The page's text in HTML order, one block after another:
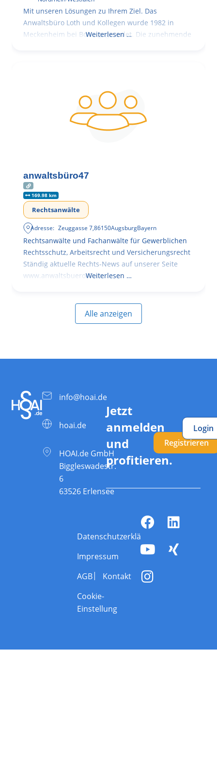
Mit unseren Lösungen zu Ihrem Ziel. Das
Anwaltsbüro Loth und Kollegen wurde 1982 in
Meckenheim bei Bonn gegründet. Die zunehmende
Weiterlesen …
anwaltsbüro47
169.98 km
Rechtsanwälte
Adresse: Zeuggasse 7,86150AugsburgBayern
Rechtsanwälte und Fachanwälte für Gewerblichen
Rechtsschutz, Arbeitsrecht und Versicherungsrecht
Ständig aktuelle Rechts-News auf unserer Seite
www.anwaltsbuero47.deWeiterlesen …
Alle anzeigen
info@hoai.de
hoai.de
HOAI.de GmbH
Biggleswadestr.
6
63526 Erlensee
Jetzt
anmelden
und
profitieren.
Registrieren
Login
Datenschutzerklärung
Impressum
AGB
Kontakt
Cookie-
Einstellung